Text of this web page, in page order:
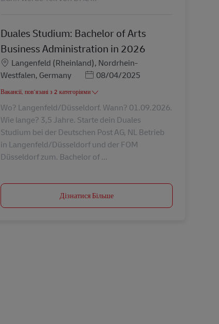
Duales Studium: Bachelor of Arts
Business Administration in 2026
Місцезнаходження
Langenfeld (Rheinland), Nordrhein-
Westfalen, Germany
Posted Date
08/04/2025
Вакансії, пов’язані з 2 категоріями
Wo? Langenfeld/Düsseldorf. Wann? 01.09.2026.
Wie lange? 3,5 Jahre. Starte dein Duales
Studium bei der Deutschen Post AG, NL Betrieb
in Langenfeld/Düsseldorf und der FOM
Düsseldorf zum. Bachelor of ...
Дізнатися Більше